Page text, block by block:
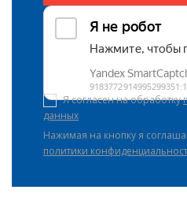
Я согласен на обработку
данных
Нажимая на кнопку я
политики